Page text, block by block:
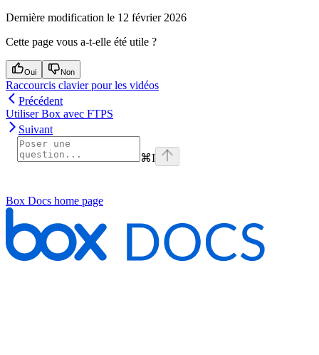
Dernière modification le 12 février 2026
Cette page vous a-t-elle été utile ?
Oui Non
Raccourcis clavier pour les vidéos
Précédent
Utiliser Box avec FTPS
Suivant
⌘I
Box Docs home page